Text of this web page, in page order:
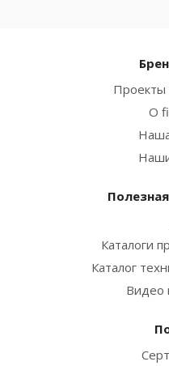
Проекты
О
Каталоги
Каталог
Видео